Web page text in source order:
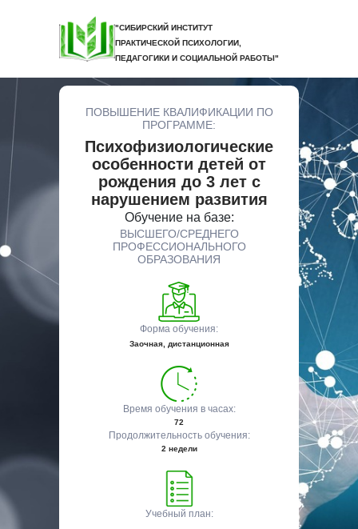
"СИБИРСКИЙ ИНСТИТУТ
ПРАКТИЧЕСКОЙ ПСИХОЛОГИИ,
ПЕДАГОГИКИ И СОЦИАЛЬНОЙ РАБОТЫ"
ПОВЫШЕНИЕ КВАЛИФИКАЦИИ ПО
ПРОГРАММЕ:
Психофизиологические
особенности детей от
рождения до 3 лет с
нарушением развития
Обучение на базе:
ВЫСШЕГО/СРЕДНЕГО
ПРОФЕССИОНАЛЬНОГО
ОБРАЗОВАНИЯ
Форма обучения:
Заочная, дистанционная
Время обучения в часах:
72
Продолжительность обучения:
2 недели
Учебный план: